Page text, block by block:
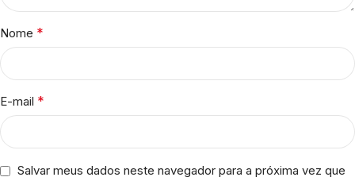
Nome *
E-mail *
Salvar meus dados neste navegador para a próxima vez que